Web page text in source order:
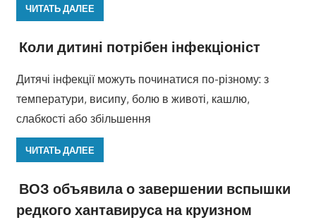
ЧИТАТЬ ДАЛЕЕ
Коли дитині потрібен інфекціоніст
Дитячі інфекції можуть починатися по-різному: з
температури, висипу, болю в животі, кашлю,
слабкості або збільшення
ЧИТАТЬ ДАЛЕЕ
ВОЗ объявила о завершении вспышки
редкого хантавируса на круизном